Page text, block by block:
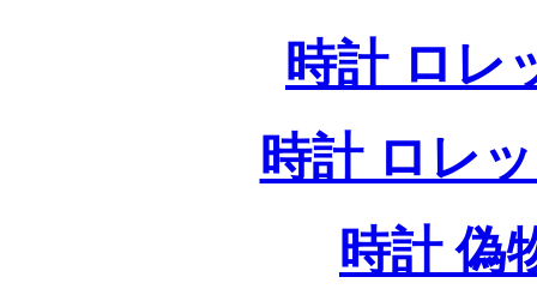
時計 ロレ
時計 ロレ
時計 偽